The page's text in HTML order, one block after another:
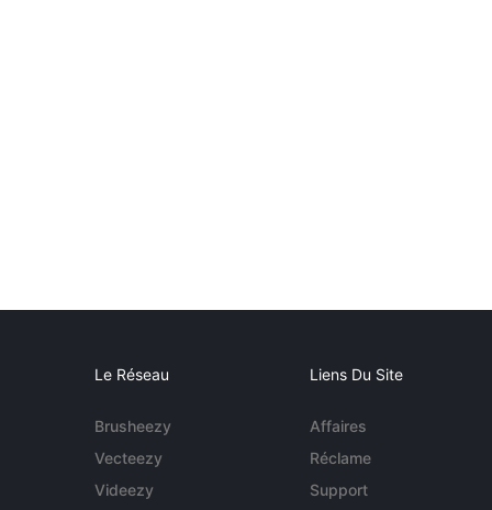
Le Réseau
Brusheezy
Vecteezy
Videezy
Liens Du Site
Affaires
Réclame
Support